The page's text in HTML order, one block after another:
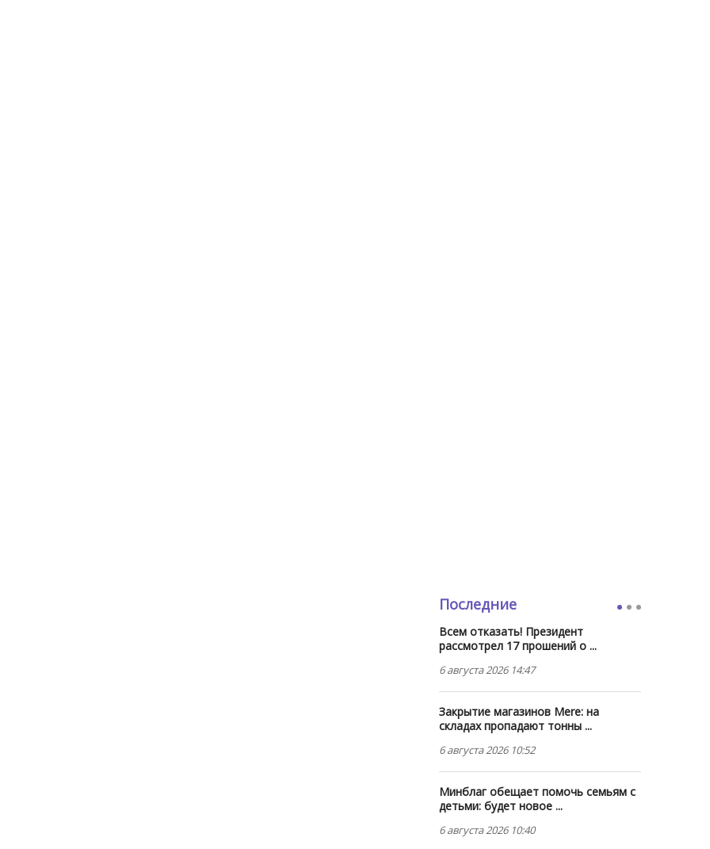
Последние
Всем отказать! Президент
рассмотрел 17 прошений о ...
6 августа 2026 14:47
Закрытие магазинов Mere: на
складах пропадают тонны ...
6 августа 2026 10:52
Минблаг обещает помочь семьям с
детьми: будет новое ...
6 августа 2026 10:40